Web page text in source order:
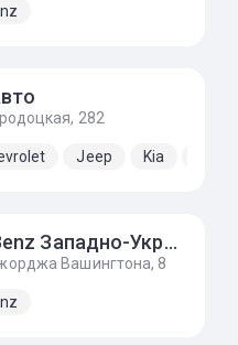
282
Jeep Kia
Mercedes-Benz Западно-Украинский Автомобильный Дом
Вашингтона, 8